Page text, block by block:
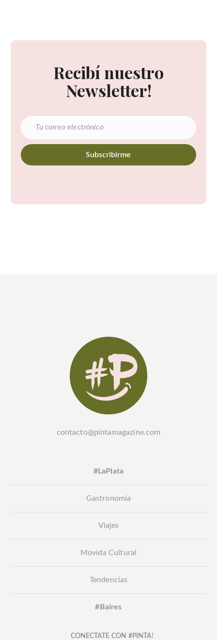
Recibí nuestro
Newsletter!
contacto@pintamagazine.com
#LaPlata
Gastronomía
Viajes
Movida Cultural
Tendencias
#Baires
CONECTATE CON #PINTA!